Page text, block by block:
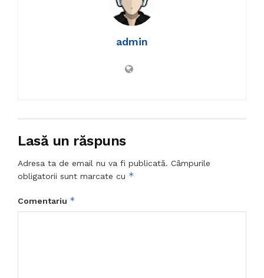
admin
Lasă un răspuns
Adresa ta de email nu va fi publicată. Câmpurile
obligatorii sunt marcate cu *
Comentariu *